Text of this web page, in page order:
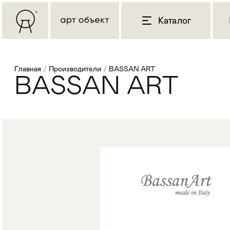
Каталог
Главная / Производители / BASSAN ART
BASSAN ART